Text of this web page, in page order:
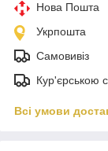
Нова Пошта
Укрпошта
Самовивіз
Кур'єрською
Всі умови